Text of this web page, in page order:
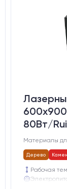
80Вт/
Материалы
Дерево
Рабочая